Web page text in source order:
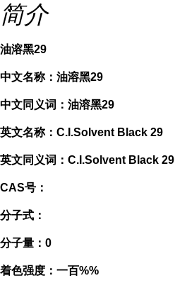
简介
油溶黑29
中文名称：油溶黑29
中文同义词：油溶黑29
英文名称：C.I.Solvent Black 29
英文同义词：C.I.Solvent Black 29
CAS号：
分子式：
分子量：0
着色强度：一百%%